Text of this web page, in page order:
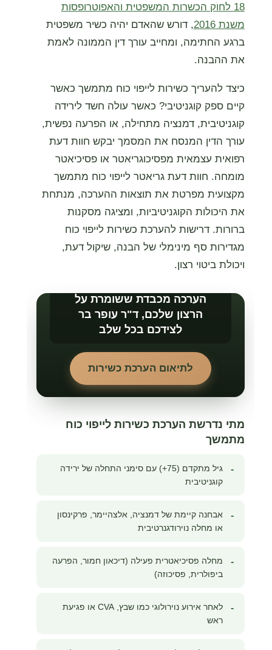
18 לחוק הכשרות המשפטית והאפוטרופסות
משנת 2016
, דורש שהאדם יהיה כשיר משפטית
ברגע החתימה, ומחייב עורך דין הממונה לאמת
את ההבנה.
כיצד להעריך כשירות לייפוי כוח מתמשך כאשר
קיים ספק קוגניטיבי? כאשר עולה חשד לירידה
קוגניטיבית, דמנציה מתחילה, או הפרעה נפשית,
עורך הדין המנסח את המסמך יבקש חוות דעת
רפואית עצמאית מפסיכוגריאטר או פסיכיאטר
מומחה. חוות דעת גריאטר לייפוי כוח מתמשך
מקצועית מפרטת את תוצאות ההערכה, מנתחת
את היכולות הקוגניטיביות, ומציגה מסקנות
ברורות. דרישות להערכת כשירות לייפוי כוח
מגדירות סף מינימלי של הבנה, שיקול דעת,
ויכולת ביטוי רצון.
הערכה מכבדת ששומרת על
הרצון שלכם, ד"ר עופר בר
לצידכם בכל שלב
לתיאום הערכת כשירות
מתי נדרשת הערכת כשירות לייפוי כוח
מתמשך
גיל מתקדם (75+) עם סימני התחלה של ירידה
קוגניטיבית
אבחנה קיימת של דמנציה, אלצהיימר, פרקינסון
או מחלה נוירודגנרטיבית
מחלה פסיכיאטרית פעילה (דיכאון חמור, הפרעה
ביפולרית, פסיכוזה)
לאחר אירוע נוירולוגי כמו שבץ, CVA או פגיעת
ראש